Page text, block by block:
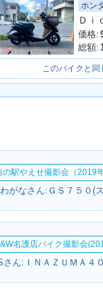
2012年 ADDRESS V5
0・特別・限定仕様
2008年 ADDRESS V5
ホン
Ｄｉ
価格:
総額:
このバイクと
の駅やえせ撮影会（2019
わがなさん:ＧＳ７５０(
名護店バイク撮影会
さん:ＩＮＡＺＵＭＡ４